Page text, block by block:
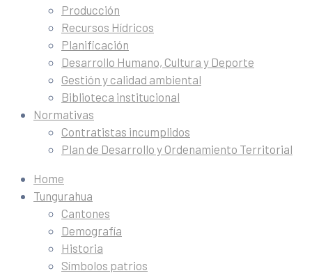
Producción
Recursos Hídricos
Planificación
Desarrollo Humano, Cultura y Deporte
Gestión y calidad ambiental
Biblioteca institucional
Normativas
Contratistas incumplidos
Plan de Desarrollo y Ordenamiento Territorial
Home
Tungurahua
Cantones
Demografía
Historia
Símbolos patrios